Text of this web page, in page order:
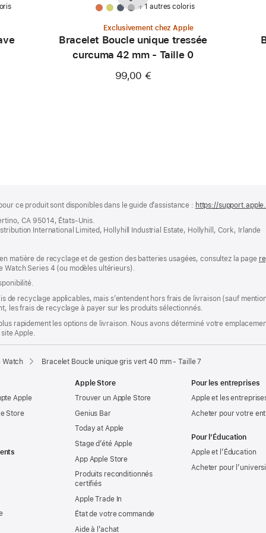
+ 1 autres coloris
Exclusivement chez Apple
Bracelet Boucle unique tressée
curcuma 42 mm - Taille 0
99,00 €
ce produit sont disponibles dans le guide d’assistance : https://
CA 95014, États-Unis.
International Limited, Hollyhill Industrial Estate, Hollyhill, Cork, Irlande
matière de recyclage et de gestion des batteries usagées, consultez la page
Watch Series 4 (ou modèles ultérieurs).
de recyclage applicables, mais s’entendent hors frais de livraison (sauf
les frais de recyclage à payer sur les produits sélectionnés.
rapidement les options de livraison. Nous avons déterminé votre
Apple.
Watch Bracelet Boucle unique gris vert 40 mm - Taille 7
Apple
Store
Apple Store
Trouver un Apple Store
Genius Bar
Today at Apple
Stage d’été Apple
App Apple Store
Produits reconditionnés
certifiés
Apple Trade In
État de votre commande
Aide à l’achat
Pour les entreprises
Apple et les
Acheter pour votre
Pour l’Éducation
Apple et l’Éducation
Acheter pour